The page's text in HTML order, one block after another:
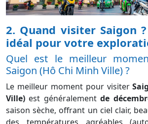
2. Quand visiter Saigon
idéal pour votre
Quel est le meilleur
Saigon (Hô Chi Minh Ville) ?
Le meilleur moment pour visiter
Ville) est généralementde
saison sèche, offrant un ciel clair,